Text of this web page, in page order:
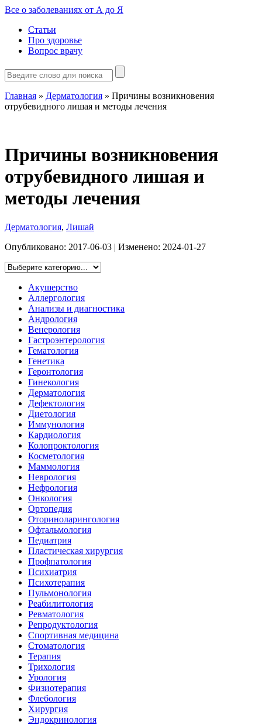
Все о заболеваниях от А до Я
Статьи
Про здоровье
Вопрос врачу
Главная » Дерматология » Причины возникновения
отрубевидного лишая и методы лечения
Причины возникновения
отрубевидного лишая и
методы лечения
Дерматология, Лишай
Опубликовано: 2017-06-03 | Изменено: 2024-01-27
Акушерство
Аллергология
Анализы и диагностика
Андрология
Венерология
Гастроэнтерология
Гематология
Генетика
Геронтология
Гинекология
Дерматология
Дефектология
Диетология
Иммунология
Кардиология
Колопроктология
Косметология
Маммология
Неврология
Нефрология
Онкология
Ортопедия
Оториноларингология
Офтальмология
Педиатрия
Пластическая хирургия
Профпатология
Психиатрия
Психотерапия
Пульмонология
Реабилитология
Ревматология
Репродуктология
Спортивная медицина
Стоматология
Терапия
Трихология
Урология
Физиотерапия
Флебология
Хирургия
Эндокринология